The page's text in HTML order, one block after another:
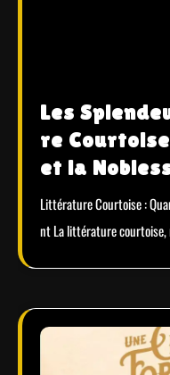
Les
re
et la
Littérature Courtoise :
nt La littérature courtoise,